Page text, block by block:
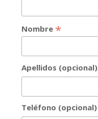
Nombre *
Apellidos (opcional)
Teléfono (opcional)